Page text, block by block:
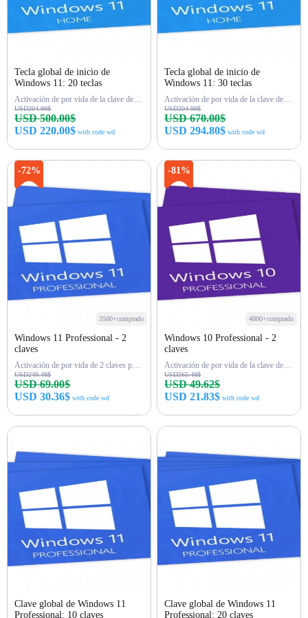
Tecla global de inicio de
Windows 11: 20 teclas
Activación de por vida de la clave de inicio de Win 11
USD204.99$
USD 500.00$
USD 220.00$ with code wd
Tecla global de inicio de
Windows 11: 30 teclas
Activación de por vida de la clave de inicio de Win 11
USD204.99$
USD 670.00$
USD 294.80$ with code wd
-72%
3500+comprado
Windows 11 Professional - 2
claves
Activación de por vida de 2 claves para Win 11 Pro
USD249.48$
USD 69.00$
USD 30.36$ with code wd
-81%
4800+comprado
Windows 10 Professional - 2
claves
Activación de por vida de la clave de Win 10 Pro
USD265.48$
USD 49.62$
USD 21.83$ with code wd
Clave global de Windows 11
Professional: 10 claves
Clave global de Windows 11
Professional: 20 claves